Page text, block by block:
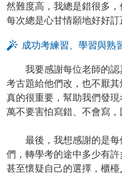
然難度高，我總是錯很多
每次總是心甘情願地好好訂
成功考練習、學習與熟
我要感謝每位老師的認
考古題給他們改，也不厭
真的很重要，幫助我們發
萬不要害怕寫錯、不會寫，
最後，我想感謝的是每
們，轉學考的途中多少有許
甚至懷疑自己的選擇，櫃